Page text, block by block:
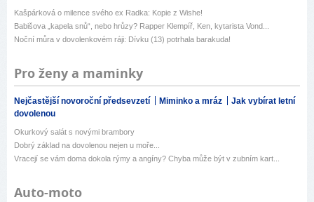
Kašpárková o milence svého ex Radka: Kopie z Wishe!
Babišova „kapela snů“, nebo hrůzy? Rapper Klempíř, Ken, kytarista Vond...
Noční můra v dovolenkovém ráji: Dívku (13) potrhala barakuda!
Pro ženy a maminky
Nejčastější novoroční předsevzetí Miminko a mráz
Jak vybírat letní
dovolenou
Okurkový salát s novými brambory
Dobrý základ na dovolenou nejen u moře...
Vracejí se vám doma dokola rýmy a angíny? Chyba může být v zubním kart...
Auto-moto